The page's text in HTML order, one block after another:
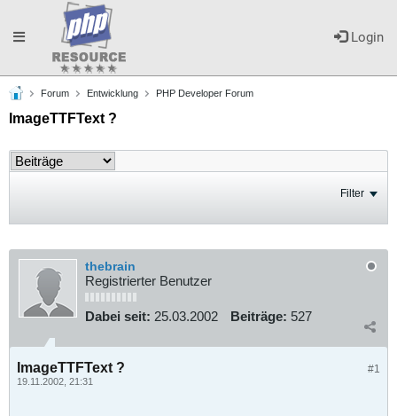
Login
Toggle
navigation
Forum Entwicklung PHP Developer Forum
ImageTTFText ?
Filter
thebrain
Registrierter Benutzer
Dabei seit: 25.03.2002 Beiträge: 527
#1
ImageTTFText ?
19.11.2002, 21:31